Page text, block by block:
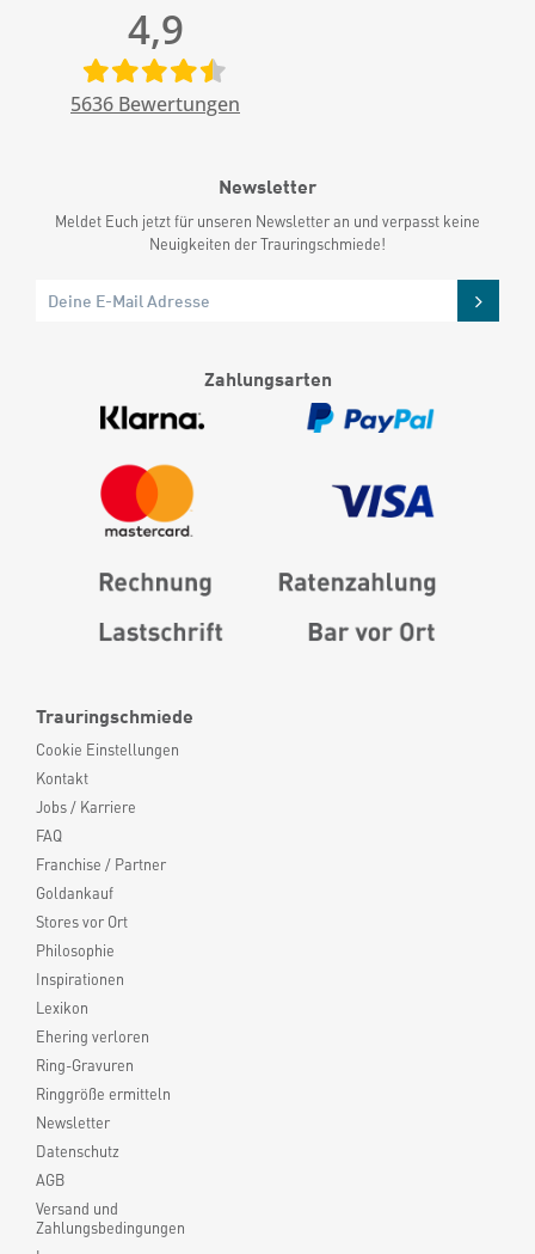
Trauringschmiede
Cookie Einstellungen
Kontakt
Jobs / Karriere
FAQ
Franchise / Partner
Goldankauf
Stores vor Ort
Philosophie
Inspirationen
Lexikon
Ehering verloren
Ring-Gravuren
Ringgröße ermitteln
Newsletter
Datenschutz
AGB
Versand und
Zahlungsbedingungen
4,9
5636 Bewertungen
Newsletter
Meldet Euch jetzt für unseren Newsletter an und verpasst keine
Neuigkeiten der Trauringschmiede!
Zahlungsarten